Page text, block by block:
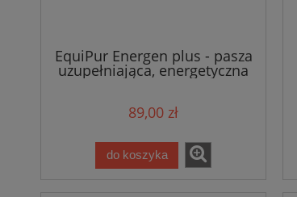
EquiPur Energen plus - pasza
uzupełniająca, energetyczna
89,00 zł
do koszyka